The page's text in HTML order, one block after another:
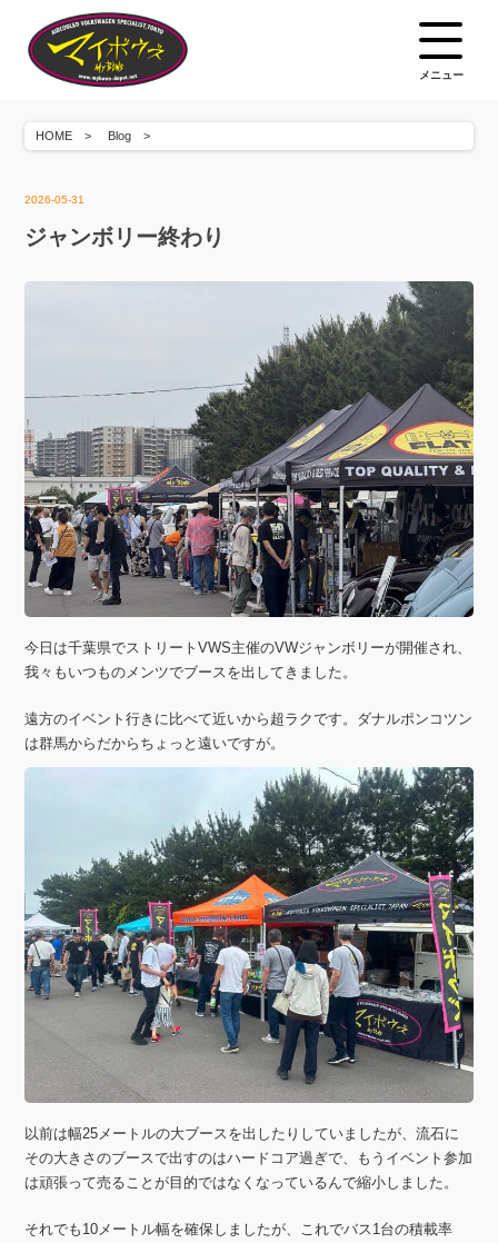
メニュー
HOME Blog
2026-05-31
ジャンボリー終わり
今日は千葉県でストリートVWS主催のVWジャンボリーが開催され、
我々もいつものメンツでブースを出してきました。
遠方のイベント行きに比べて近いから超ラクです。ダナルポンコツン
は群馬からだからちょっと遠いですが。
以前は幅25メートルの大ブースを出したりしていましたが、流石に
その大きさのブースで出すのはハードコア過ぎで、もうイベント参加
は頑張って売ることが目的ではなくなっているんで縮小しました。
それでも10メートル幅を確保しましたが、これでバス1台の積載率